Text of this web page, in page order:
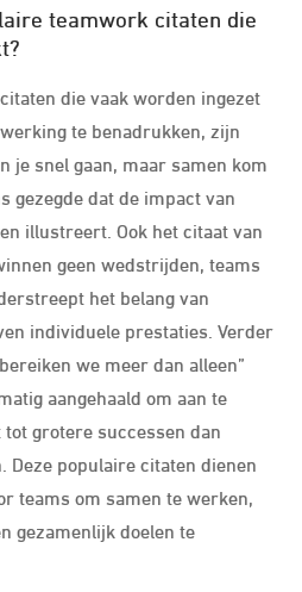
teamwork citaten die
die vaak worden ingezet
te benadrukken, zijn
je snel gaan, maar samen kom
gezegde dat de impact van
illustreert. Ook het citaat van
geen wedstrijden, teams
het belang van
individuele prestaties. Verder
we meer dan alleen”
aangehaald om aan te
grotere successen dan
Deze populaire citaten dienen
teams om samen te werken,
gezamenlijk doelen te